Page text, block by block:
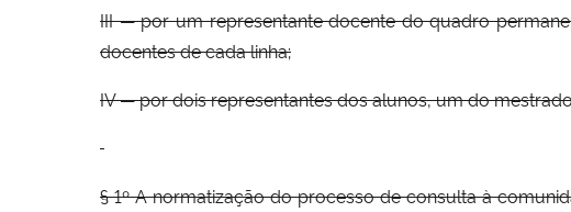
III — por um representante docente do quadro
docentes de cada linha;
IV — por dois representantes dos alunos, um do
§ 1º A normatização do processo de consulta à